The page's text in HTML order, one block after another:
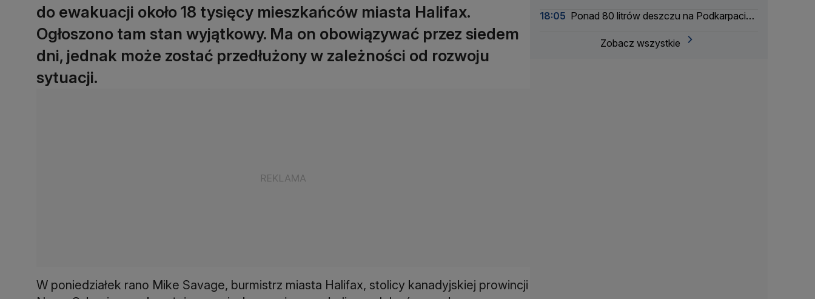
do ewakuacji około 18 tysięcy mieszkańców miasta Halifax.
Ogłoszono tam stan wyjątkowy. Ma on obowiązywać przez siedem
dni, jednak może zostać przedłużony w zależności od rozwoju
sytuacji.
W poniedziałek rano Mike Savage, burmistrz miasta Halifax, stolicy kanadyjskiej prowincji
18:05 Ponad 80 litrów deszczu na Podkarpaciu.
Zobacz wszystkie